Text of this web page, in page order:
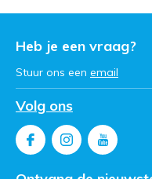
Heb je een vraag?
Stuur ons een email
Volg ons